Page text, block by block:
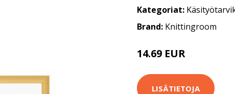
Kategoriat:
Brand: Knittingroom
14.69 EUR
LISÄTIETOJA